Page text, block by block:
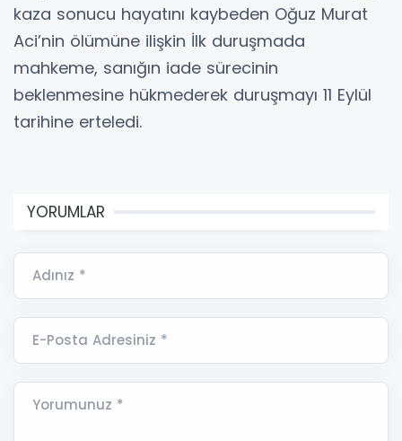
kaza sonucu hayatını kaybeden Oğuz Murat
Aci’nin ölümüne ilişkin İlk duruşmada
mahkeme, sanığın iade sürecinin
beklenmesine hükmederek duruşmayı 11 Eylül
tarihine erteledi.
YORUMLAR
Adınız *
E-Posta Adresiniz *
Yorumunuz *